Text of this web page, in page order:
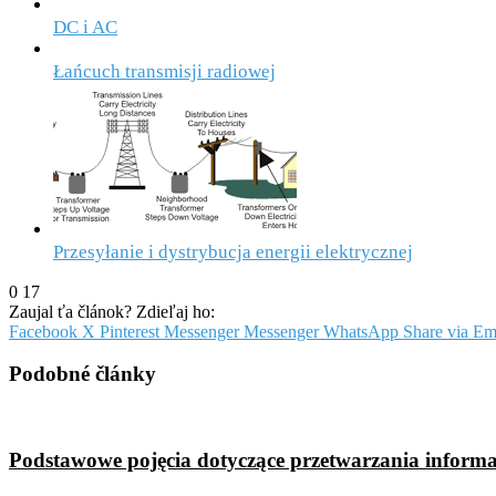
DC i AC
Łańcuch transmisji radiowej
Przesyłanie i dystrybucja energii elektrycznej
0 17
Zaujal ťa článok? Zdieľaj ho:
Facebook X Pinterest Messenger Messenger WhatsApp Share via
Podobné články
Podstawowe pojęcia dotyczące przetwarzania